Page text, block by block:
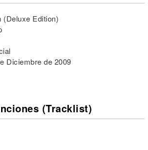
(Deluxe Edition)
Diciembre de 2009
(Tracklist)